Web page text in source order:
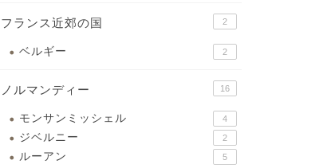
フランス近郊の国 2
ベルギー 2
ノルマンディー 16
モンサンミッシェル 4
ジベルニー 2
ルーアン 5